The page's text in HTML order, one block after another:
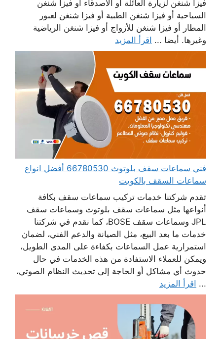
فيزا شنغن لزيارة العائلة أو الأصدقاء أو فيزا شنغن
السياحية أو فيزا شنغن الطبية أو فيزا شنغن لعبور
المطار أو فيزا شنغن للأزواج أو فيزا شنغن الرياضية
وغيرها. أيضا ... اقرأ المزيد
فني سماعات سقف بلوتوث 66780530 أفضل انواع
سماعات السقف بالكويت
تقدم شركتنا خدمات تركيب سماعات سقف بكافة
أنواعها مثل سماعات سقف بلوتوث وسماعات سقف
JPL وسماعات سقف BOSE، كما نقدم في شركتنا
خدمات ما بعد البيع، مثل الصيانة والدعم الفني، لضمان
استمرارية عمل السماعات بكفاءة على المدى الطويل،
ويمكن للعملاء الاستفادة من هذه الخدمات في حال
حدوث أي مشاكل أو الحاجة إلى تحديث النظام الصوتي،
... اقرأ المزيد